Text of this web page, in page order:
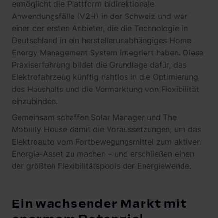
ermöglicht die Plattform bidirektionale
Anwendungsfälle (V2H) in der Schweiz und war
einer der ersten Anbieter, die die Technologie in
Deutschland in ein herstellerunabhängiges Home
Energy Management System integriert haben. Diese
Praxiserfahrung bildet die Grundlage dafür, das
Elektrofahrzeug künftig nahtlos in die Optimierung
des Haushalts und die Vermarktung von Flexibilität
einzubinden.
Gemeinsam schaffen Solar Manager und The
Mobility House damit die Voraussetzungen, um das
Elektroauto vom Fortbewegungsmittel zum aktiven
Energie-Asset zu machen – und erschließen einen
der größten Flexibilitätspools der Energiewende.
Ein wachsender Markt mit